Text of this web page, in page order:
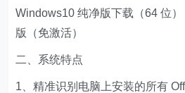
Windows10 纯净版下载（64 位
版（免激活）
二、系统特点
1、精准识别电脑上安装的所有